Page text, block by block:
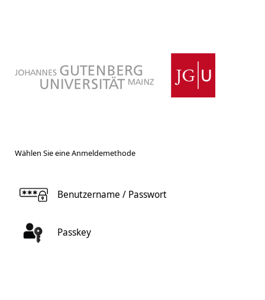
Wählen Sie eine Anmeldemethode
Benutzername / Passwort
Passkey